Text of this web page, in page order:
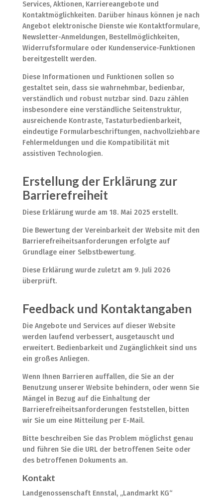
Services, Aktionen, Karriereangebote und
Kontaktmöglichkeiten. Darüber hinaus können je nach
Angebot elektronische Dienste wie Kontaktformulare,
Newsletter-Anmeldungen, Bestellmöglichkeiten,
Widerrufsformulare oder Kundenservice-Funktionen
bereitgestellt werden.
Diese Informationen und Funktionen sollen so
gestaltet sein, dass sie wahrnehmbar, bedienbar,
verständlich und robust nutzbar sind. Dazu zählen
insbesondere eine verständliche Seitenstruktur,
ausreichende Kontraste, Tastaturbedienbarkeit,
eindeutige Formularbeschriftungen, nachvollziehbare
Fehlermeldungen und die Kompatibilität mit
assistiven Technologien.
Erstellung der Erklärung zur
Barrierefreiheit
Diese Erklärung wurde am 18. Mai 2025 erstellt.
Die Bewertung der Vereinbarkeit der Website mit den
Barrierefreiheitsanforderungen erfolgte auf
Grundlage einer Selbstbewertung.
Diese Erklärung wurde zuletzt am 9. Juli 2026
überprüft.
Feedback und Kontaktangaben
Die Angebote und Services auf dieser Website
werden laufend verbessert, ausgetauscht und
erweitert. Bedienbarkeit und Zugänglichkeit sind uns
ein großes Anliegen.
Wenn Ihnen Barrieren auffallen, die Sie an der
Benutzung unserer Website behindern, oder wenn Sie
Mängel in Bezug auf die Einhaltung der
Barrierefreiheitsanforderungen feststellen, bitten
wir Sie um eine Mitteilung per E-Mail.
Bitte beschreiben Sie das Problem möglichst genau
und führen Sie die URL der betroffenen Seite oder
des betroffenen Dokuments an.
Kontakt
Landgenossenschaft Ennstal, „Landmarkt KG“